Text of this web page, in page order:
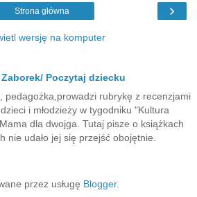
›
Strona główna
wersję na komputer
Poczytaj dziecku
pedagożka,prowadzi rubrykę z recenzjami
i młodzieży w tygodniku "Kultura
dla dwojga. Tutaj pisze o książkach
nie udało jej się przejść obojętnie.
przez usługę Blogger.